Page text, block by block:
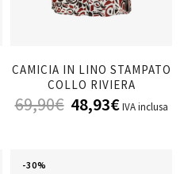
CAMICIA IN LINO STAMPATO
COLLO RIVIERA
69,90€ 48,93€ IVA inclusa
-30%